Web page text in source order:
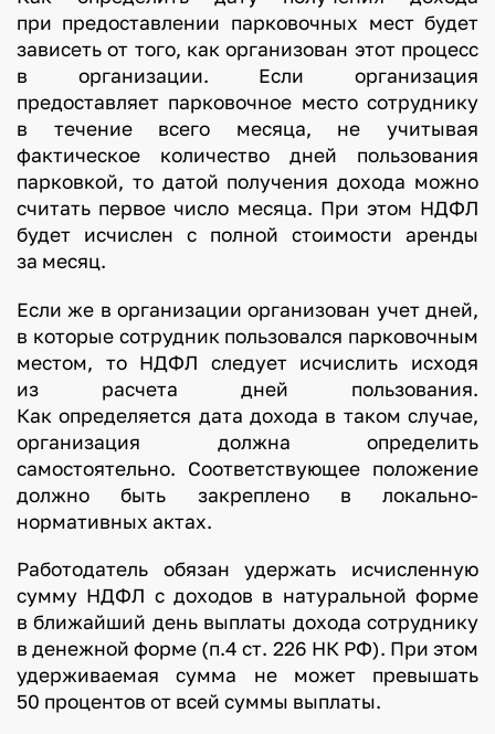
при предоставлении парковочных мест будет
зависеть от того, как организован этот процесс
в организации. Если организация
предоставляет парковочное место сотруднику
в течение всего месяца, не учитывая
фактическое количество дней пользования
парковкой, то датой получения дохода можно
считать первое число месяца. При этом НДФЛ
будет исчислен с полной стоимости аренды
за месяц.
Если же в организации организован учет дней,
в которые сотрудник пользовался парковочным
местом, то НДФЛ следует исчислить исходя
из расчета дней пользования.
Как определяется дата дохода в таком случае,
организация должна определить
самостоятельно. Соответствующее положение
должно быть закреплено в локально-
нормативных актах.
Работодатель обязан удержать исчисленную
сумму НДФЛ с доходов в натуральной форме
в ближайший день выплаты дохода сотруднику
в денежной форме (п.4 ст. 226 НК РФ). При этом
удерживаемая сумма не может превышать
50 процентов от всей суммы выплаты.